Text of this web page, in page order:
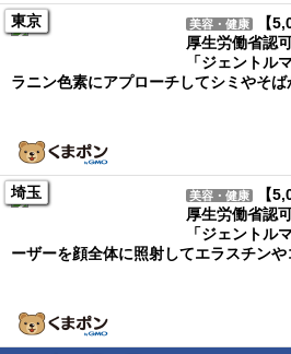
東京
美容・健康
【
厚生労働省認
「ジェントル
ラニン色素にアプローチしてシミやそば
埼玉
美容・健康
【
厚生労働省認
「ジェントル
ーザーを顔全体に照射してエラスチンや